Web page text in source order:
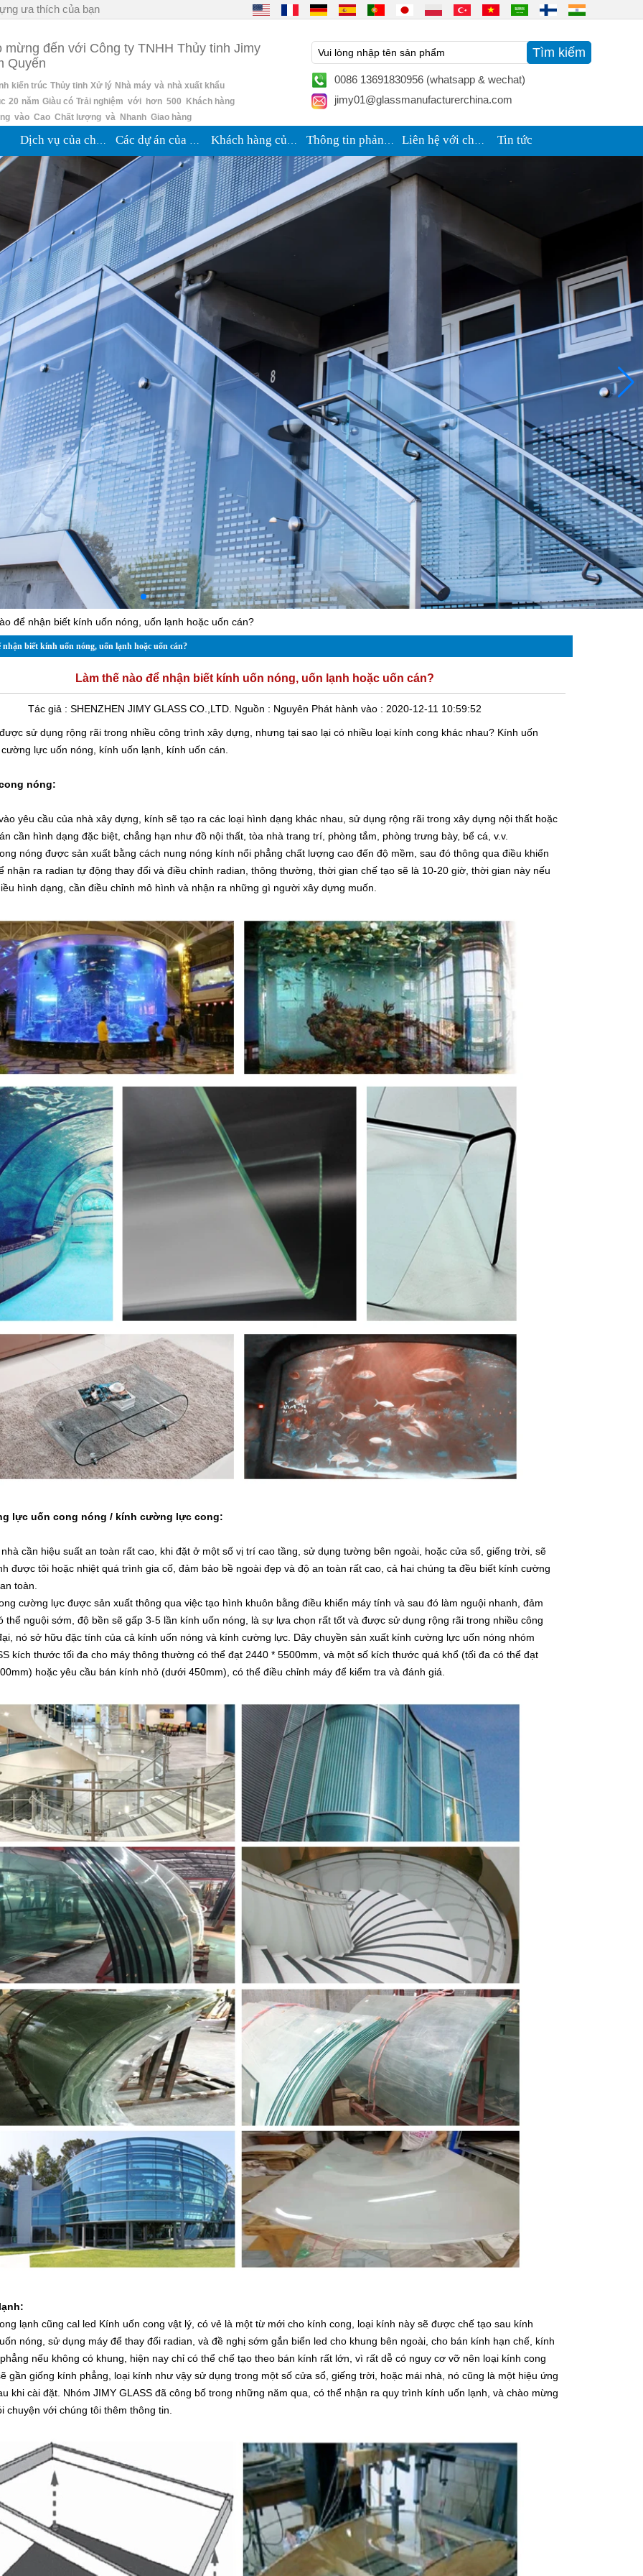
ưa thích của bạn
mừng đến với Công ty TNHH Thủy tinh Jimy
Quyến
kiến trúc Thủy tinh Xử lý Nhà máy và nhà xuất khẩu
20 năm Giàu có Trải nghiệm với hơn 500 Khách hàng
vào Cao Chất lượng và Nhanh Giao hàng
0086 13691830956 (whatsapp & wechat)
jimy01@glassmanufacturerchina.com
Dịch vụ của chúng tôi Các dự án của chúng tôi Khách hàng của chúng tôi Thông tin phản hồi Liên hệ với chúng tôi Tin tức
để nhận biết kính uốn nóng, uốn lạnh hoặc uốn cán?
nhận biết kính uốn nóng, uốn lạnh hoặc uốn cán?
Làm thế nào để nhận biết kính uốn nóng, uốn lạnh hoặc uốn cán?
Tác giả : SHENZHEN JIMY GLASS CO.,LTD. Nguồn : Nguyên Phát hành vào : 2020-12-11 10:59:52
sử dụng rộng rãi trong nhiều công trình xây dựng, nhưng tại sao lại có nhiều loại kính cong khác nhau? Kính uốn
lực uốn nóng, kính uốn lạnh, kính uốn cán.
nóng:
yêu cầu của nhà xây dựng, kính sẽ tạo ra các loại hình dạng khác nhau, sử dụng rộng rãi trong xây dựng nội thất hoặc
cần hình dạng đặc biệt, chẳng hạn như đồ nội thất, tòa nhà trang trí, phòng tắm, phòng trưng bày, bể cá, v.v.
nóng được sản xuất bằng cách nung nóng kính nổi phẳng chất lượng cao đến độ mềm, sau đó thông qua điều khiển
nhận ra radian tự động thay đổi và điều chỉnh radian, thông thường, thời gian chế tạo sẽ là 10-20 giờ, thời gian này nếu
hình dạng, cần điều chỉnh mô hình và nhận ra những gì người xây dựng muốn.
lực uốn cong nóng / kính cường lực cong:
cần hiệu suất an toàn rất cao, khi đặt ở một số vị trí cao tầng, sử dụng tường bên ngoài, hoặc cửa sổ, giếng trời, sẽ
được tôi hoặc nhiệt quá trình gia cố, đảm bảo bề ngoài đẹp và độ an toàn rất cao, cả hai chúng ta đều biết kính cường
toàn.
cường lực được sản xuất thông qua việc tạo hình khuôn bằng điều khiển máy tính và sau đó làm nguội nhanh, đảm
thể nguội sớm, độ bền sẽ gấp 3-5 lần kính uốn nóng, là sự lựa chọn rất tốt và được sử dụng rộng rãi trong nhiều công
nó sở hữu đặc tính của cả kính uốn nóng và kính cường lực. Dây chuyền sản xuất kính cường lực uốn nóng nhóm
kích thước tối đa cho máy thông thường có thể đạt 2440 * 5500mm, và một số kích thước quá khổ (tối đa có thể đạt
hoặc yêu cầu bán kính nhỏ (dưới 450mm), có thể điều chỉnh máy để kiểm tra và đánh giá.
lạnh cũng cal led Kính uốn cong vật lý, có vẻ là một từ mới cho kính cong, loại kính này sẽ được chế tạo sau kính
nóng, sử dụng máy để thay đổi radian, và đề nghị sớm gắn biển led cho khung bên ngoài, cho bán kính hạn chế, kính
nếu không có khung, hiện nay chỉ có thể chế tạo theo bán kính rất lớn, vì rất dễ có nguy cơ vỡ nên loại kính cong
gần giống kính phẳng, loại kính như vậy sử dụng trong một số cửa sổ, giếng trời, hoặc mái nhà, nó cũng là một hiệu ứng
khi cài đặt. Nhóm JIMY GLASS đã công bố trong những năm qua, có thể nhận ra quy trình kính uốn lạnh, và chào mừng
chuyện với chúng tôi thêm thông tin.